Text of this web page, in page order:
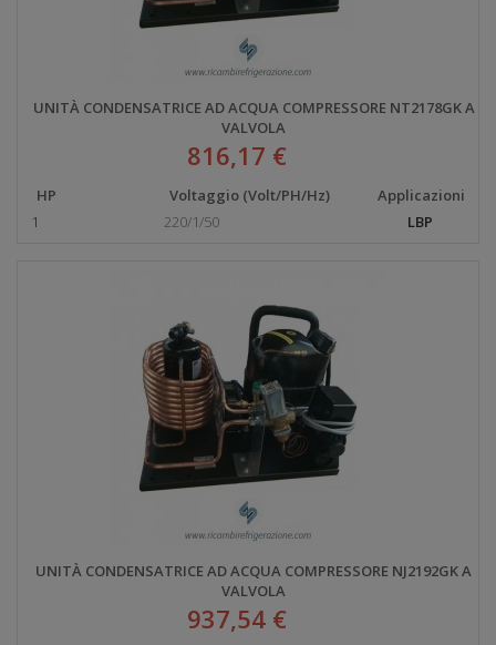
UNITÀ CONDENSATRICE AD ACQUA COMPRESSORE NT2178GK A
VALVOLA
816,17 €
HP Voltaggio (Volt/PH/Hz)
Applicazioni
1
220/1/50 LBP
UNITÀ CONDENSATRICE AD ACQUA COMPRESSORE NJ2192GK A
VALVOLA
937,54 €